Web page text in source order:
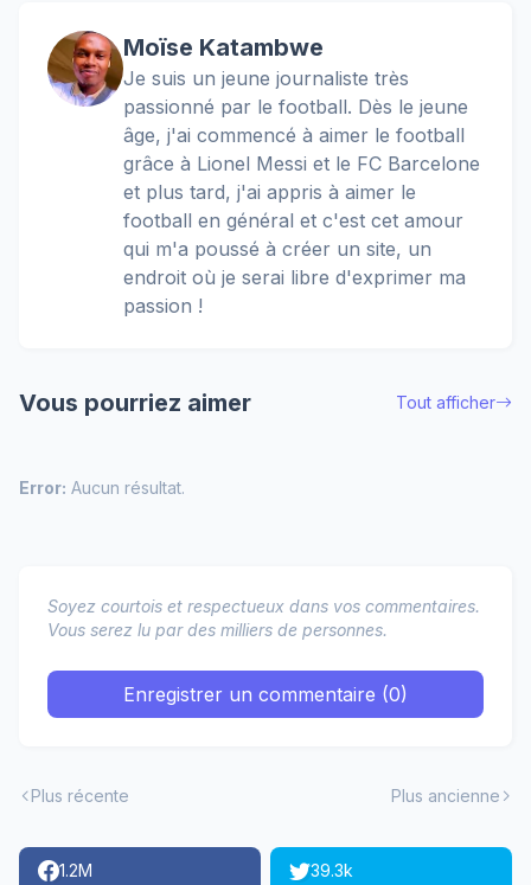
Moïse Katambwe
Je suis un jeune journaliste très
passionné par le football. Dès le jeune
âge, j'ai commencé à aimer le football
grâce à Lionel Messi et le FC Barcelone
et plus tard, j'ai appris à aimer le
football en général et c'est cet amour
qui m'a poussé à créer un site, un
endroit où je serai libre d'exprimer ma
passion !
Vous pourriez aimer Tout afficher
Error: Aucun résultat.
Soyez courtois et respectueux dans vos commentaires.
Vous serez lu par des milliers de personnes.
Enregistrer un commentaire (0)
Plus récente Plus ancienne
1.2M 39.3k